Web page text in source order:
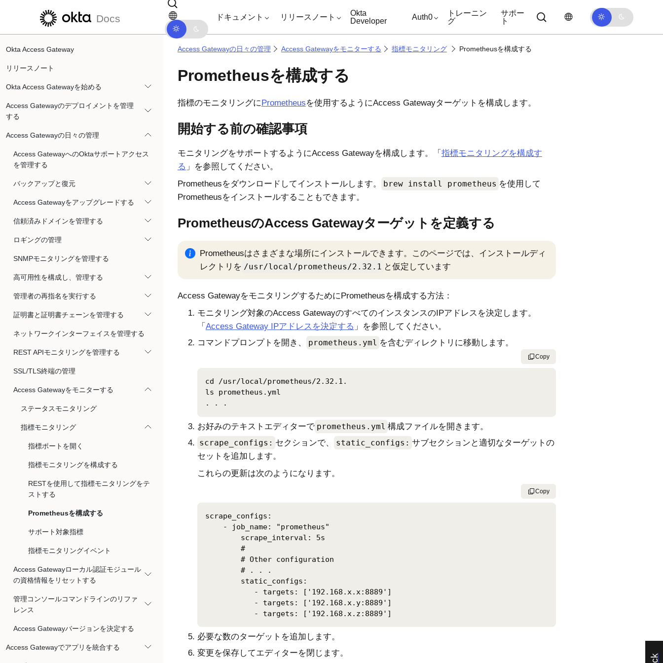
メインコンテンツにスキップ ドキュメントナビゲーションにスキップ
Docs ドキュメント リリースノート
Okta
Developer
Auth0
トレーニン
グ
サポー
ト
Okta Access Gateway
リリースノート
Okta Access Gatewayを始める
Access Gatewayのデプロイメントを管理
する
Access Gatewayの日々の管理
Access GatewayへのOktaサポートアクセス
を管理する
バックアップと復元
Access Gatewayをアップグレードする
信頼済みドメインを管理する
ロギングの管理
SNMPモニタリングを管理する
高可用性を構成し、管理する
管理者の再指名を実行する
証明書と証明書チェーンを管理する
ネットワークインターフェイスを管理する
REST APIモニタリングを管理する
SSL/TLS終端の管理
Access Gatewayをモニターする
ステータスモニタリング
指標モニタリング
指標ポートを開く
指標モニタリングを構成する
RESTを使用して指標モニタリングをテ
ストする
Prometheusを構成する
サポート対象指標
指標モニタリングイベント
Access Gatewayローカル認証モジュール
の資格情報をリセットする
管理コンソールコマンドラインのリファ
レンス
Access Gatewayバージョンを決定する
Access Gatewayでアプリを統合する
Access Gatewayの日々の管理 Access Gatewayをモニターする 指標モニタリング Prometheusを構成する
Prometheusを構成する
指標のモニタリングにPrometheusを使用するようにAccess Gatewayターゲットを構成します。
開始する前の確認事項
モニタリングをサポートするようにAccess Gatewayを構成します。「 指標モニタリングを構成す
る 」を参照してください。
Prometheusをダウンロードしてインストールします。
brew install prometheus を使用して
Prometheusをインストールすることもできます。
PrometheusのAccess Gatewayターゲットを定義する
Prometheusはさまざまな場所にインストールできます。このページでは、インストールディ
レクトリを /usr/local/prometheus/2.32.1 と仮定しています
Access GatewayをモニタリングするためにPrometheusを構成する方法：
モニタリング対象のAccess GatewayのすべてのインスタンスのIPアドレスを決定します。
「 Access GatewayIPアドレスを決定する 」を参照してください。
コマンドプロンプトを開き、
prometheus.yml を含むディレクトリに移動します。
Copy
cd /usr/local/prometheus/2.32.1.
ls prometheus.yml
. . .
お好みのテキストエディターで prometheus.yml 構成ファイルを開きます。
scrape_configs: セクションで、 static_configs: サブセクションと適切なターゲットの
セットを追加します。
これらの更新は次のようになります。
Copy
scrape_configs:
    - job_name: "prometheus"
        scrape_interval: 5s
        #
        # Other configuration
        # . . .
        static_configs:
           - targets: ['192.168.x.x:8889']
           - targets: ['192.168.x.y:8889']
必要な数のターゲットを追加します。
変更を保存してエディターを閉じます。